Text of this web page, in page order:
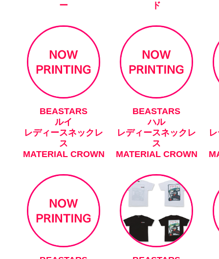
ー
ド
BEASTARS
ルイ
レディースネックレ
ス
MATERIAL CROWN
BEASTARS
ハル
レディースネックレ
ス
MATERIAL CROWN